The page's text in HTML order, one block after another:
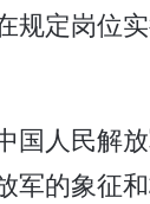
规定岗位
人民解
军的象征